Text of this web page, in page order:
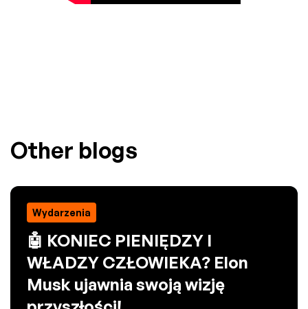
Other blogs
Wydarzenia
🤖 KONIEC PIENIĘDZY I
WŁADZY CZŁOWIEKA? Elon
Musk ujawnia swoją wizję